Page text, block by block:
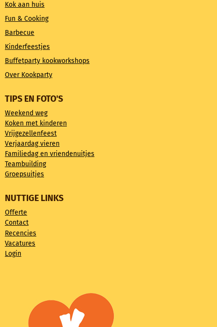
Kok aan huis
Fun & Cooking
Barbecue
Kinderfeestjes
Buffetparty kookworkshops
Over Kookparty
TIPS EN FOTO'S
Weekend weg
Koken met kinderen
Vrijgezellenfeest
Verjaardag vieren
Familiedag en vriendenuitjes
Teambuilding
Groepsuitjes
NUTTIGE LINKS
Offerte
Contact
Recencies
Vacatures
Login